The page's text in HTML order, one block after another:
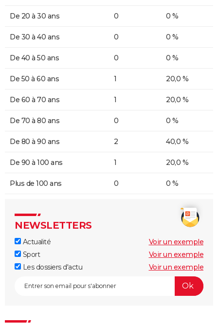
De 20 à 30 ans 0 0 %
De 30 à 40 ans 0 0 %
De 40 à 50 ans 0 0 %
De 50 à 60 ans 1 20,0 %
De 60 à 70 ans 1 20,0 %
De 70 à 80 ans 0 0 %
De 80 à 90 ans 2 40,0 %
De 90 à 100 ans 1 20,0 %
Plus de 100 ans 0 0 %
NEWSLETTERS
Actualité
Voir un exemple
Sport
Voir un exemple
Les dossiers d'actu
Voir un exemple